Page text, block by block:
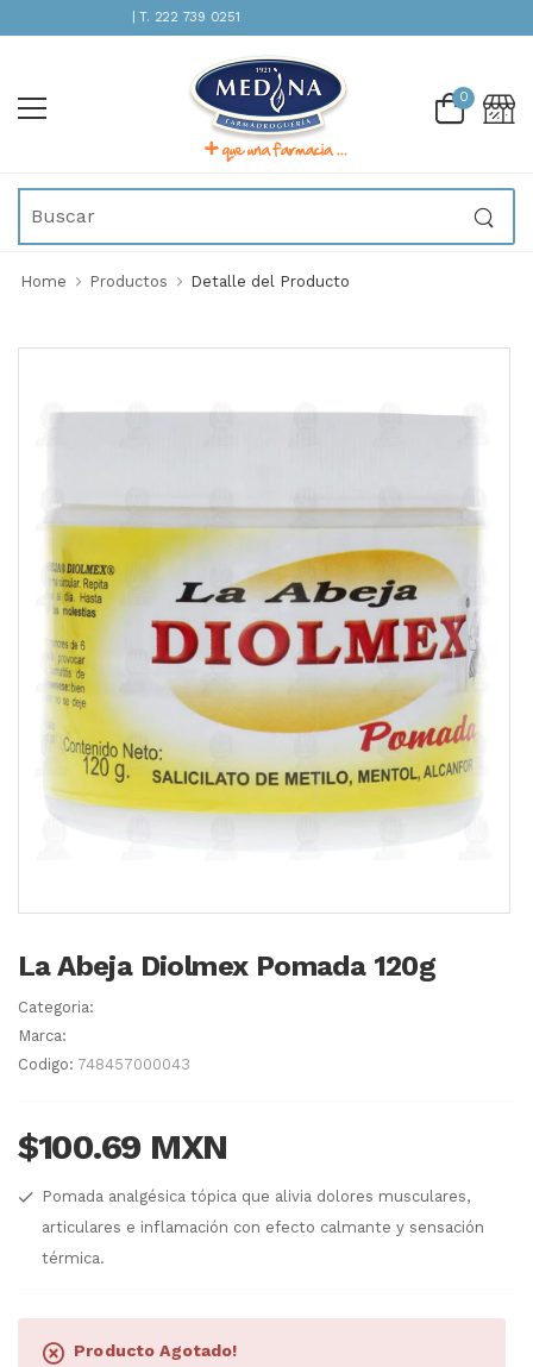
INMEDIATA | T. 222 739 0251
0
Home Productos Detalle del Producto
La Abeja Diolmex Pomada 120g
Categoria:
Marca:
Codigo: 748457000043
$100.69 MXN
Pomada analgésica tópica que alivia dolores musculares,
articulares e inflamación con efecto calmante y sensación
térmica.
Producto Agotado!